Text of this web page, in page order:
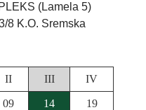
(Lamela 5)
8 K.O. Sremska
II III IV
09 14 19